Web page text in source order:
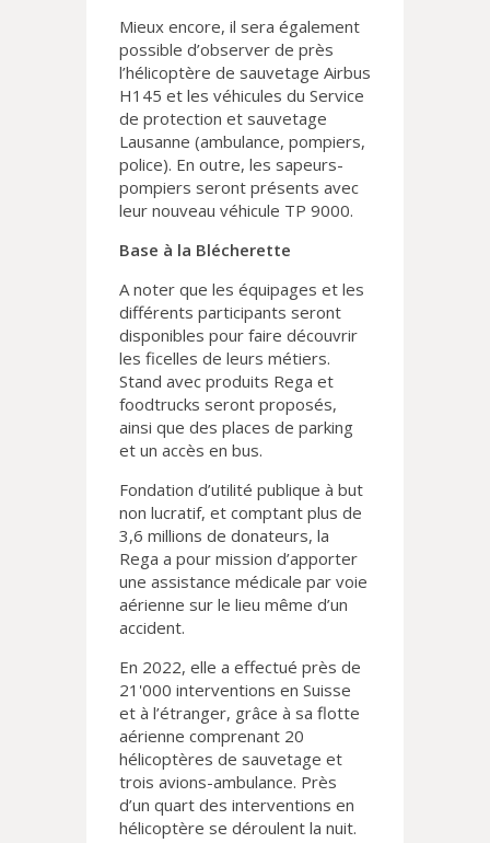
Mieux encore, il sera également
possible d’observer de près
l’hélicoptère de sauvetage Airbus
H145 et les véhicules du Service
de protection et sauvetage
Lausanne (ambulance, pompiers,
police). En outre, les sapeurs-
pompiers seront présents avec
leur nouveau véhicule TP 9000.
Base à la Blécherette
A noter que les équipages et les
différents participants seront
disponibles pour faire découvrir
les ficelles de leurs métiers.
Stand avec produits Rega et
foodtrucks seront proposés,
ainsi que des places de parking
et un accès en bus.
Fondation d’utilité publique à but
non lucratif, et comptant plus de
3,6 millions de donateurs, la
Rega a pour mission d’apporter
une assistance médicale par voie
aérienne sur le lieu même d’un
accident.
En 2022, elle a effectué près de
21'000 interventions en Suisse
et à l’étranger, grâce à sa flotte
aérienne comprenant 20
hélicoptères de sauvetage et
trois avions-ambulance. Près
d’un quart des interventions en
hélicoptère se déroulent la nuit.